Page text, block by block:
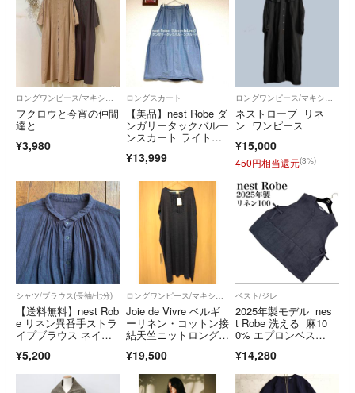
ロングワンピース/マキシワンピース
フクロウと今宵の仲間
達と
¥3,980
ロングスカート
【美品】nest Robe ダ
ンガリータックバルー
ンスカート ライトブ
¥13,999
ロングワンピース/マキシワンピース
ネストローブ リネ
ン ワンピース
¥15,000
450円相当還元(3%)
シャツ/ブラウス(長袖/七分)
【送料無料】nest Rob
e リネン異番手ストラ
イプブラウス ネイビ
¥5,200
ロングワンピース/マキシワンピース
Joie de Vivre ベルギ
ーリネン・コットン接
結天竺ニットロングド
¥19,500
ベスト/ジレ
2025年製モデル nes
t Robe 洗える 麻10
0% エプロンベス
¥14,280